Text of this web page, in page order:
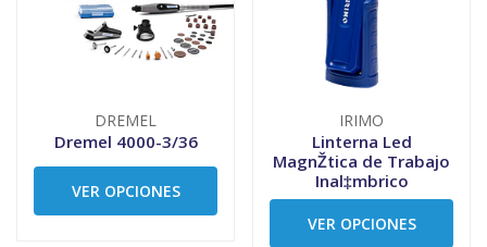
DREMEL
Dremel 4000-3/36
VER OPCIONES
IRIMO
Linterna Led
MagnŽtica de Trabajo
Inal‡mbrico
VER OPCIONES